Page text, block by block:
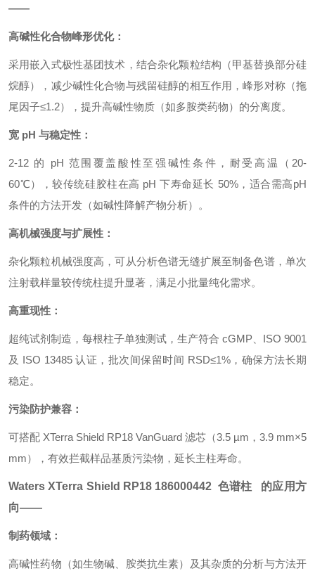
——
高碱性化合物峰形优化：
采用嵌入式极性基团技术，结合杂化颗粒结构（甲基替换部分硅
烷醇），减少碱性化合物与残留硅醇的相互作用，峰形对称（拖
尾因子≤1.2），提升高碱性物质（如多胺类药物）的分离度。
宽 pH 与稳定性：
2-12 的 pH 范围覆盖酸性至强碱性条件，耐受高温（20-
60℃），较传统硅胶柱在高 pH 下寿命延长 50%，适合需高pH
条件的方法开发（如碱性降解产物分析）。
高机械强度与扩展性：
杂化颗粒机械强度高，可从分析色谱无缝扩展至制备色谱，单次
注射载样量较传统柱提升显著，满足小批量纯化需求。
高重现性：
超纯试剂制造，每根柱子单独测试，生产符合 cGMP、ISO 9001
及 ISO 13485 认证，批次间保留时间 RSD≤1%，确保方法长期
稳定。
污染防护兼容：
可搭配 XTerra Shield RP18 VanGuard 滤芯（3.5 µm，3.9 mm×5
mm），有效拦截样品基质污染物，延长主柱寿命。
Waters XTerra Shield RP18 186000442 色谱柱 的应用方
向——
制药领域：
高碱性药物（如生物碱、胺类抗生素）及其杂质的分析与方法开